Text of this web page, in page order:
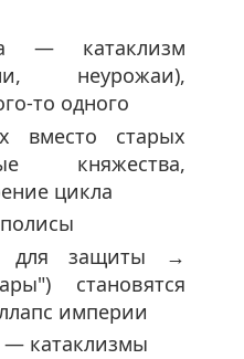
— катаклизм
неурожаи),
то одного
вместо старых
княжества,
цикла
для защиты →
становятся
империи
катаклизмы